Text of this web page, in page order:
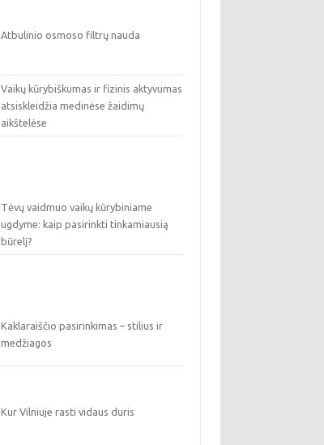
Atbulinio osmoso filtrų nauda
Vaikų kūrybiškumas ir fizinis aktyvumas
atsiskleidžia medinėse žaidimų
aikštelėse
Tėvų vaidmuo vaikų kūrybiniame
ugdyme: kaip pasirinkti tinkamiausią
būrelį?
Kaklaraiščio pasirinkimas – stilius ir
medžiagos
Kur Vilniuje rasti vidaus duris